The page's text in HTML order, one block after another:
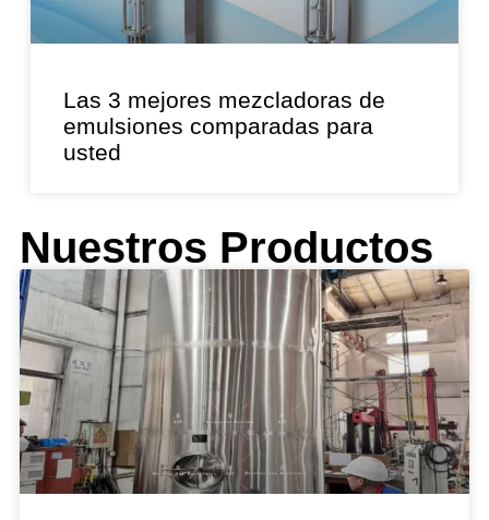
Las 3 mejores mezcladoras de
emulsiones comparadas para
usted
Nuestros Productos